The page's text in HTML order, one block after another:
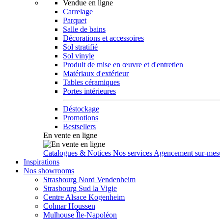
Vendue en ligne
Carrelage
Parquet
Salle de bains
Décorations et accessoires
Sol stratifié
Sol vinyle
Produit de mise en œuvre et d'entretien
Matériaux d'extérieur
Tables céramiques
Portes intérieures
Déstockage
Promotions
Bestsellers
En vente en ligne
Catalogues & Notices Nos services Agencement sur-
Inspirations
Nos showrooms
Strasbourg Nord Vendenheim
Strasbourg Sud la Vigie
Centre Alsace Kogenheim
Colmar Houssen
Mulhouse Île-Napoléon